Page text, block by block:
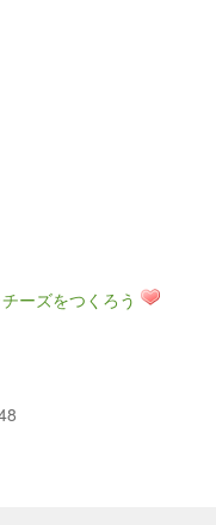
ーズをつくろう